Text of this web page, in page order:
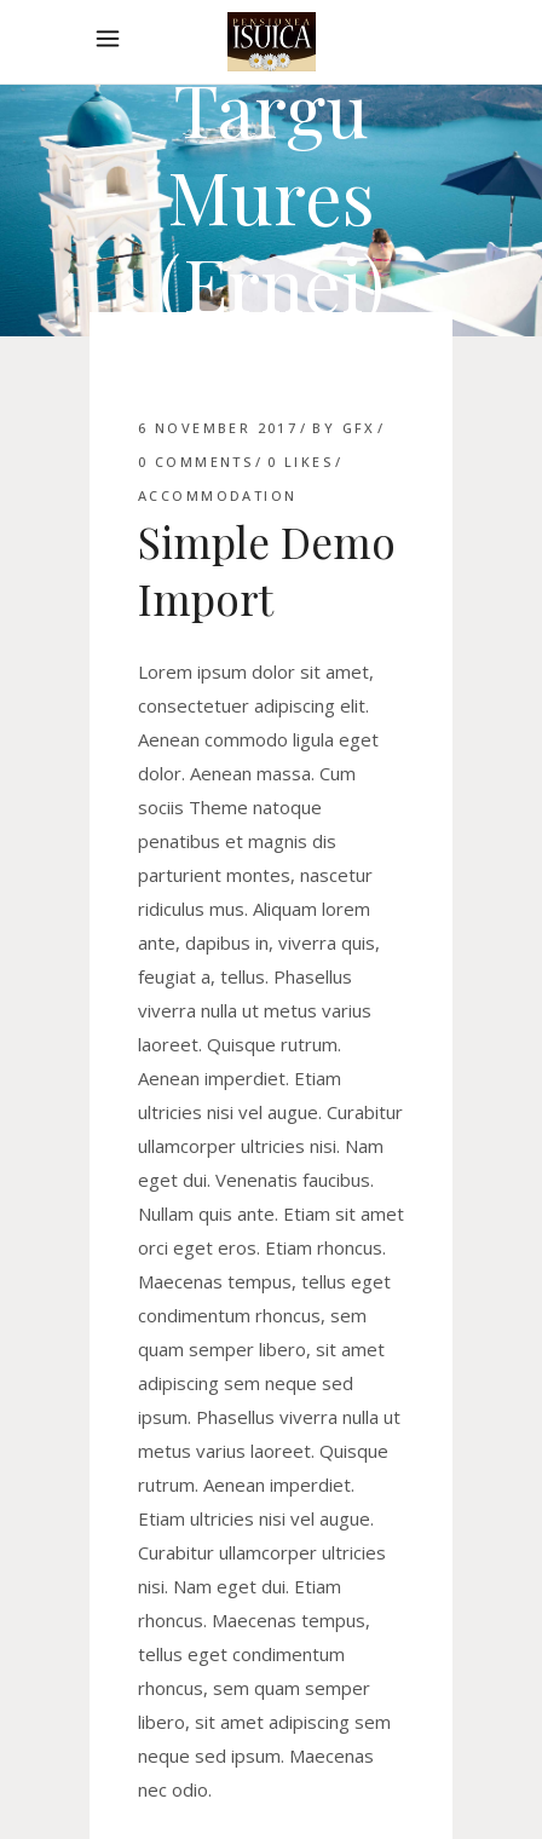
Isuica
Targu
Mures
(Ernei)
6 NOVEMBER 2017 BY GFX
0 COMMENTS
0 LIKES
ACCOMMODATION
Simple Demo
Import
Lorem ipsum dolor sit amet,
consectetuer adipiscing elit.
Aenean commodo ligula eget
dolor. Aenean massa. Cum
sociis Theme natoque
penatibus et magnis dis
parturient montes, nascetur
ridiculus mus. Aliquam lorem
ante, dapibus in, viverra quis,
feugiat a, tellus. Phasellus
viverra nulla ut metus varius
laoreet. Quisque rutrum.
Aenean imperdiet. Etiam
ultricies nisi vel augue. Curabitur
ullamcorper ultricies nisi. Nam
eget dui. Venenatis faucibus.
Nullam quis ante. Etiam sit amet
orci eget eros. Etiam rhoncus.
Maecenas tempus, tellus eget
condimentum rhoncus, sem
quam semper libero, sit amet
adipiscing sem neque sed
ipsum. Phasellus viverra nulla ut
metus varius laoreet. Quisque
rutrum. Aenean imperdiet.
Etiam ultricies nisi vel augue.
Curabitur ullamcorper ultricies
nisi. Nam eget dui. Etiam
rhoncus. Maecenas tempus,
tellus eget condimentum
rhoncus, sem quam semper
libero, sit amet adipiscing sem
neque sed ipsum. Maecenas
nec odio.